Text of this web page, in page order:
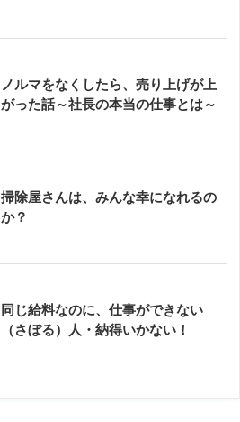
ノルマをなくしたら、売り上げが上
がった話～社長の本当の仕事とは～
掃除屋さんは、みんな幸になれるの
か？
同じ給料なのに、仕事ができない
（さぼる）人・納得いかない！